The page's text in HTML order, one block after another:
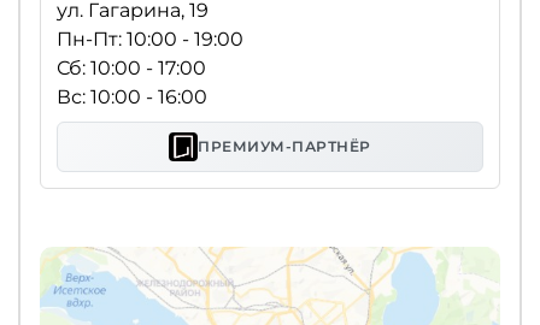
ул. Гагарина, 19
Пн-Пт: 10:00 - 19:00
Сб: 10:00 - 17:00
Вс: 10:00 - 16:00
ПРЕМИУМ-ПАРТНЁР